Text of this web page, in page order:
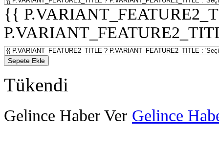
{{
Sepete Ekle
Tükendi
Gelince Haber Ver Gelince